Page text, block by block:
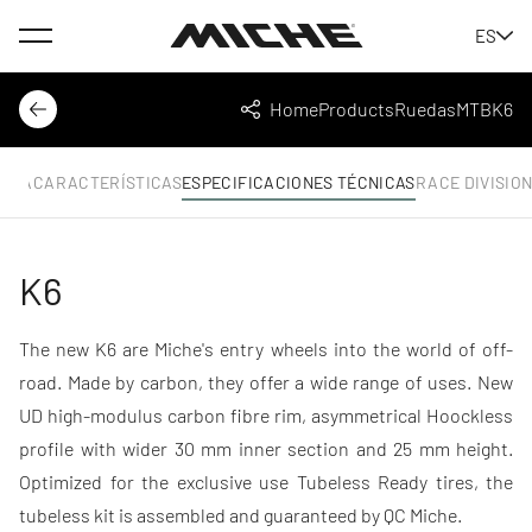
Menu
ES
Back
HomeProductsRuedasMTBK6
Share
CARACTERÍSTICASESPECIFICACIONES TÉCNICASRACE DIVISION
K6
The new K6 are Miche's entry wheels into the world of off-
road. Made by carbon, they offer a wide range of uses. New
UD high-modulus carbon fibre rim, asymmetrical Hoockless
profile with wider 30 mm inner section and 25 mm height.
Optimized for the exclusive use Tubeless Ready tires, the
tubeless kit is assembled and guaranteed by QC Miche.